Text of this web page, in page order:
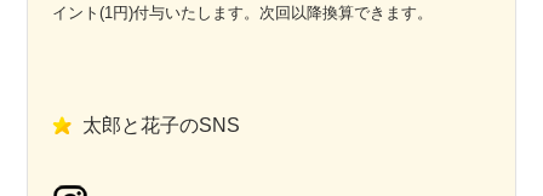
イント(1円)付与いたします。次回以降換算できます。
太郎と花子のSNS